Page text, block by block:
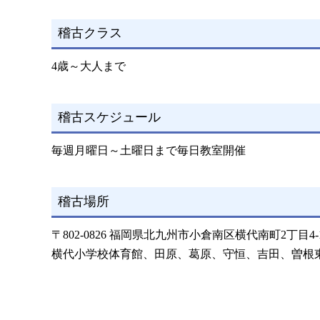
稽古クラス
4歳～大人まで
稽古スケジュール
毎週月曜日～土曜日まで毎日教室開催
稽古場所
〒802-0826 福岡県北九州市小倉南区横代南町2丁目4-
横代小学校体育館、田原、葛原、守恒、吉田、曽根